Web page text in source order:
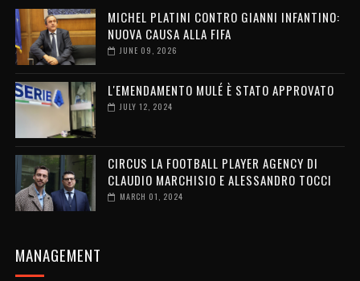
MICHEL PLATINI CONTRO GIANNI INFANTINO:
NUOVA CAUSA ALLA FIFA
JUNE 09, 2026
L'EMENDAMENTO MULÉ È STATO APPROVATO
JULY 12, 2024
CIRCUS LA FOOTBALL PLAYER AGENCY DI
CLAUDIO MARCHISIO E ALESSANDRO TOCCI
MARCH 01, 2024
MANAGEMENT